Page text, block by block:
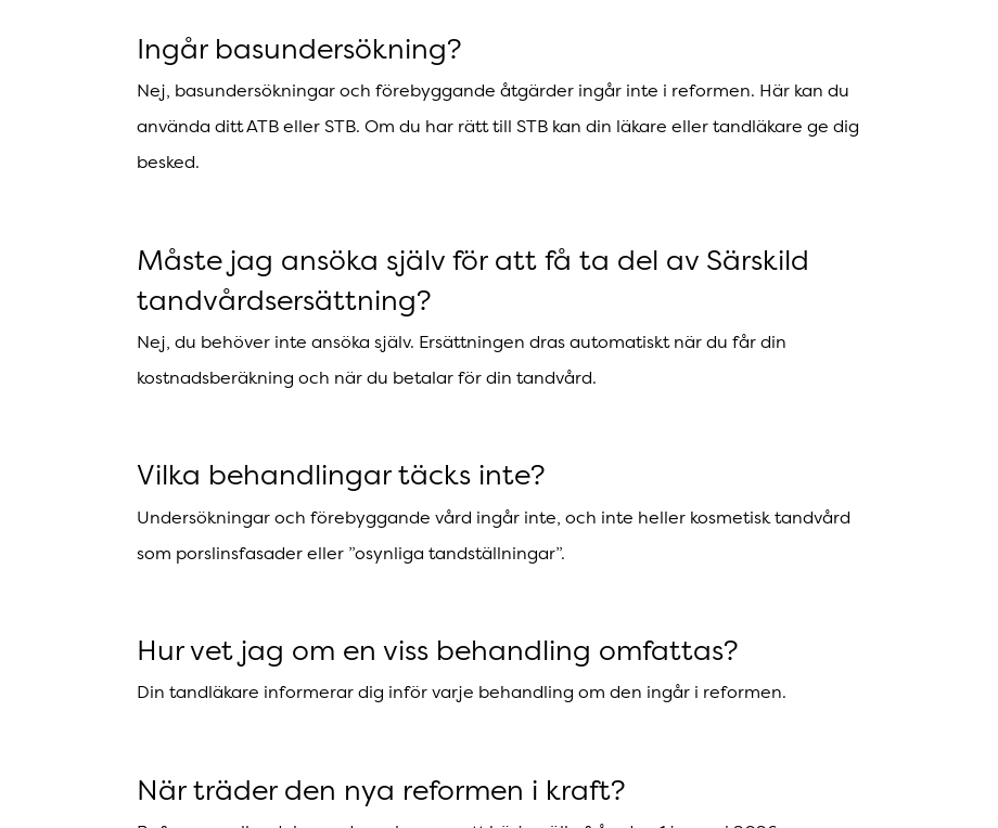
Ingår basundersökning?
Nej, basundersökningar och förebyggande åtgärder ingår inte i reformen. Här kan du
använda ditt ATB eller STB. Om du har rätt till STB kan din läkare eller tandläkare ge dig
besked.
Måste jag ansöka själv för att få ta del av Särskild
tandvårdsersättning?
Nej, du behöver inte ansöka själv. Ersättningen dras automatiskt när du får din
kostnadsberäkning och när du betalar för din tandvård.
Vilka behandlingar täcks inte?
Undersökningar och förebyggande vård ingår inte, och inte heller kosmetisk tandvård
som porslinsfasader eller ”osynliga tandställningar”.
Hur vet jag om en viss behandling omfattas?
Din tandläkare informerar dig inför varje behandling om den ingår i reformen.
När träder den nya reformen i kraft?